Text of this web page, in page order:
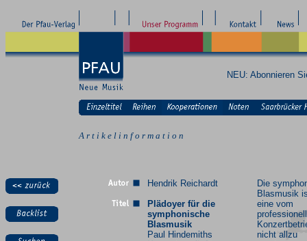
NEU: Abonnieren
A r t i k e l i n f o r m a t i o n
Hendrik Reichardt
Plädoyer für die
symphonische
Blasmusik
Paul Hindemiths
Die
Blasmusik
eine vom
nicht allzu